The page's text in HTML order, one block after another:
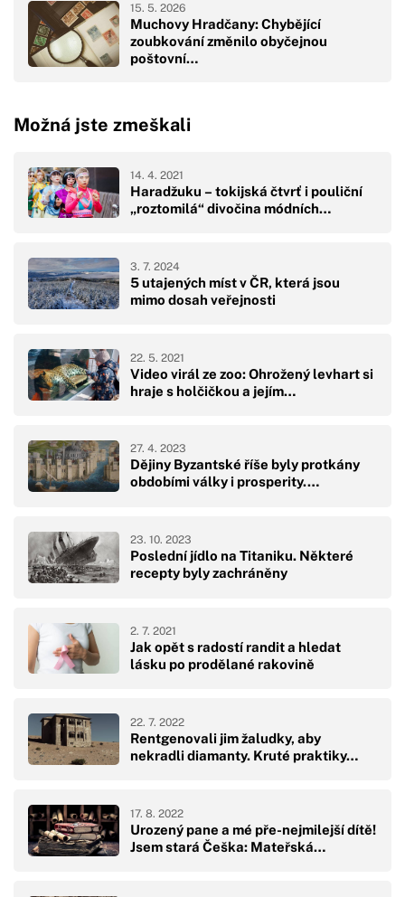
Muchovy Hradčany: Chybějící
zoubkování změnilo obyčejnou
poštovní…
15. 5. 2026
Možná jste zmeškali
Haradžuku – tokijská čtvrť i pouliční
„roztomilá“ divočina módních…
14. 4. 2021
5 utajených míst v ČR, která jsou
mimo dosah veřejnosti
3. 7. 2024
Video virál ze zoo: Ohrožený levhart si
hraje s holčičkou a jejím…
22. 5. 2021
Dějiny Byzantské říše byly protkány
obdobími války i prosperity.…
27. 4. 2023
Poslední jídlo na Titaniku. Některé
recepty byly zachráněny
23. 10. 2023
Jak opět s radostí randit a hledat
lásku po prodělané rakovině
2. 7. 2021
Rentgenovali jim žaludky, aby
nekradli diamanty. Kruté praktiky…
22. 7. 2022
Urozený pane a mé pře-nejmilejší dítě!
Jsem stará Češka: Mateřská…
17. 8. 2022